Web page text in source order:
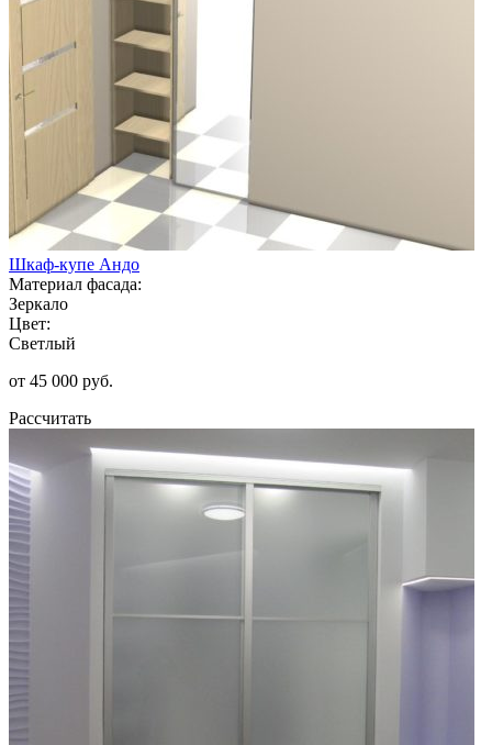
Шкаф-купе Андо
Материал фасада:
Зеркало
Цвет:
Светлый
от 45 000 руб.
Рассчитать